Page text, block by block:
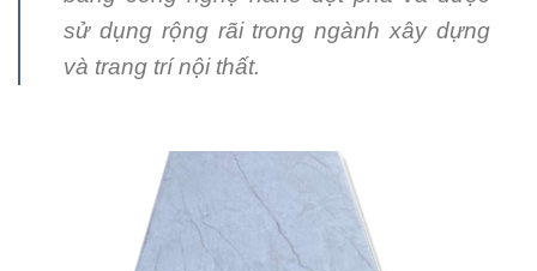
sử dụng rộng rãi trong ngành xây dựng
và trang trí nội thất.